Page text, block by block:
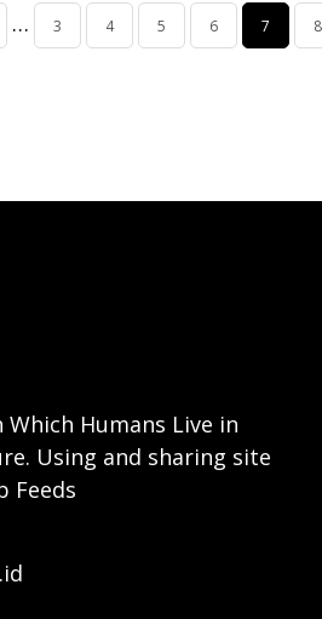
… Page
3 Page
4 Page
5 Page
6 Halaman
7 8
Humans Live in
Using and sharing site
Feeds